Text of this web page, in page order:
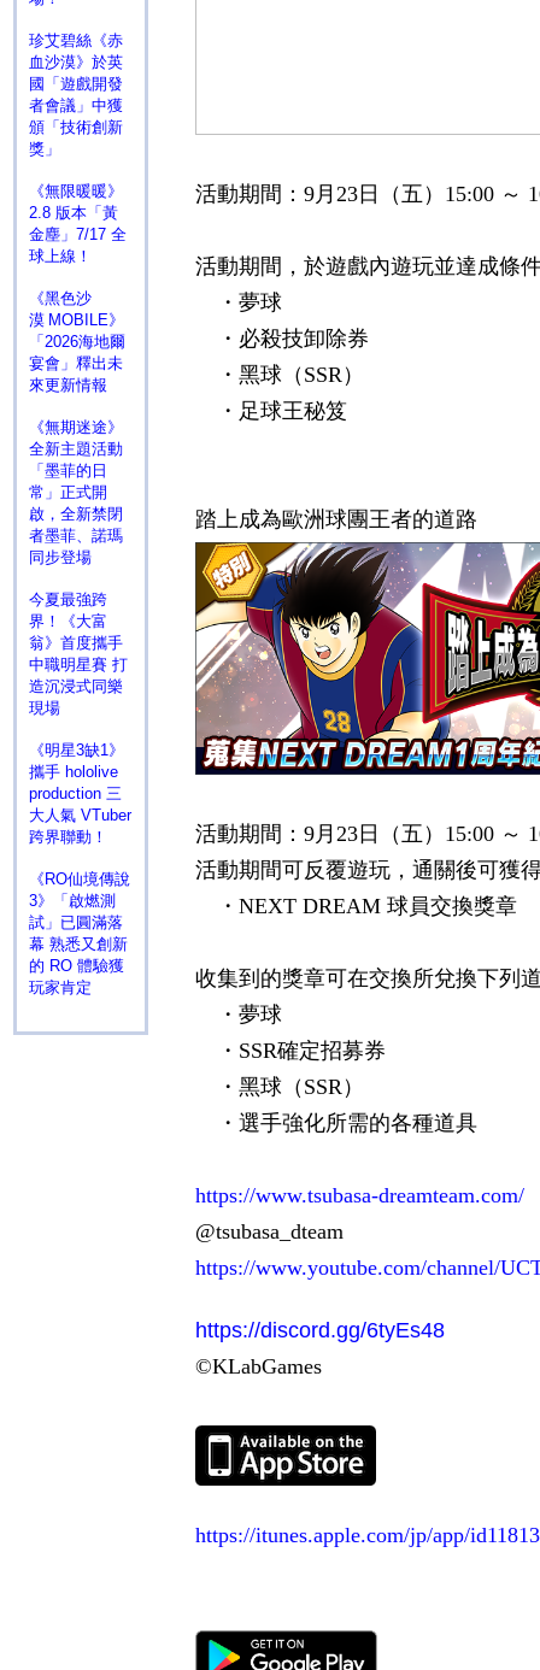
珍艾碧絲《赤
血沙漠》於英
國「遊戲開發
者會議」中獲
頒「技術創新
獎」
《無限暖暖》
2.8 版本「黃
金塵」7/17 全
球上線！
《黑色沙
漠 MOBILE》
「2026海地爾
宴會」釋出未
來更新情報
《無期迷途》
全新主題活動
「墨菲的日
常」正式開
啟，全新禁閉
者墨菲、諾瑪
同步登場
今夏最強跨
界！《大富
翁》首度攜手
中職明星賽 打
造沉浸式同樂
現場
《明星3缺1》
攜手 hololive
production 三
大人氣 VTuber
跨界聯動！
《RO仙境傳說
3》「啟燃測
試」已圓滿落
幕 熟悉又創新
的 RO 體驗獲
玩家肯定
活動期間： 9月 23 日（五） 15:00 ～
活動期間，於遊戲內遊玩並達成條
・夢球
・必殺技卸除券
・黑球（ SSR）
・足球王秘笈
踏上成為歐洲球團王者的道路
活動期間： 9月 23 日（五） 15:00 ～
活動期間可反覆遊玩，通關後可獲
・ NEXT DREAM 球員交換獎章
收集到的獎章可在交換所兌換下列
・夢球
・ SSR確定招募券
・黑球（ SSR）
・選手強化所需的各種道具
https://www.tsubasa-dreamteam.com/
@tsubasa_dteam
https://www.youtube.com/channel/
https://discord.gg/6tyEs48
©KLabGames
https://itunes.apple.com/jp/app/